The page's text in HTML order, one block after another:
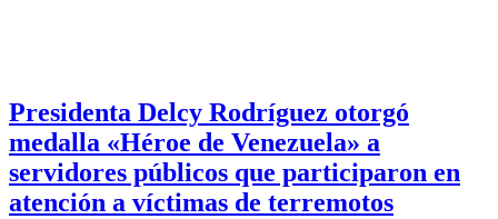
Presidenta Delcy Rodríguez otorgó
medalla «Héroe de Venezuela» a
servidores públicos que participaron en
atención a víctimas de terremotos